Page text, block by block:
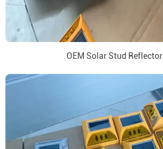
OEM Solar Stud